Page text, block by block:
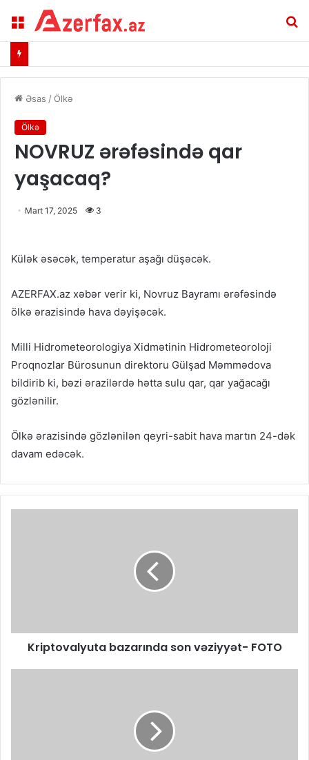
Menu
Əsas /Ölkə
Ölkə
NOVRUZ ərəfəsində qar
yaşacaq?
Mart 17, 2025 3
Külək əsəcək, temperatur aşağı düşəcək.
AZERFAX.az xəbər verir ki, Novruz Bayramı ərəfəsində
ölkə ərazisində hava dəyişəcək.
Milli Hidrometeorologiya Xidmətinin Hidrometeoroloji
Proqnozlar Bürosunun direktoru Gülşad Məmmədova
bildirib ki, bəzi ərazilərdə hətta sulu qar, qar yağacağı
gözlənilir.
Ölkə ərazisində gözlənilən qeyri-sabit hava martın 24-dək
davam edəcək.
Kriptovalyuta bazarında son vəziyyət- FOTO